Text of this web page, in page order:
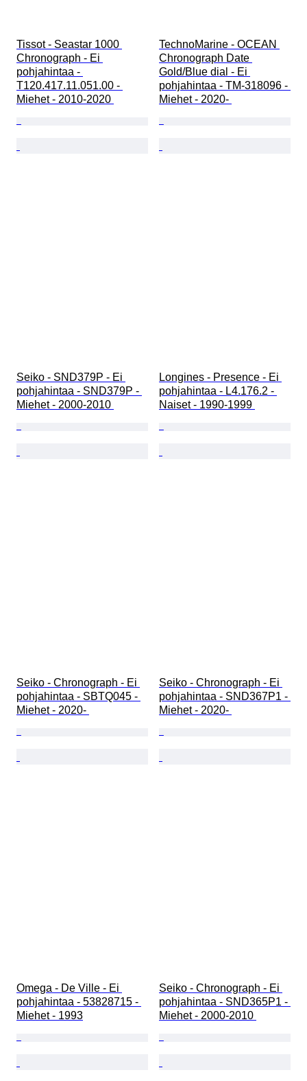
Tissot - Seastar 1000
Chronograph - Ei
pohjahintaa -
T120.417.11.051.00 -
Miehet - 2010-2020
TechnoMarine - OCEAN
Chronograph Date
Gold/Blue dial - Ei
pohjahintaa - TM-318096 -
Miehet - 2020-
Seiko - SND379P - Ei
pohjahintaa - SND379P -
Miehet - 2000-2010
Longines - Presence - Ei
pohjahintaa - L4.176.2 -
Naiset - 1990-1999
Seiko - Chronograph - Ei
pohjahintaa - SBTQ045 -
Miehet - 2020-
Seiko - Chronograph - Ei
pohjahintaa - SND367P1 -
Miehet - 2020-
Omega - De Ville - Ei
pohjahintaa - 53828715 -
Miehet - 1993
Seiko - Chronograph - Ei
pohjahintaa - SND365P1 -
Miehet - 2000-2010